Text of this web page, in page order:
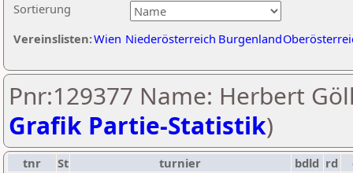
Sortierung
Vereinslisten:Wien Niederösterreich Burgenland
Pnr:129377 Name: Herbert
Grafik Partie-Statistik)
tnr St turnier bdld rd